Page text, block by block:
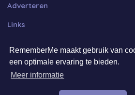
RememberMe maakt gebruik van
een optimale ervaring te bieden.
Meer informatie
Adverteren
Links
Algemene voorwaarden FFOT